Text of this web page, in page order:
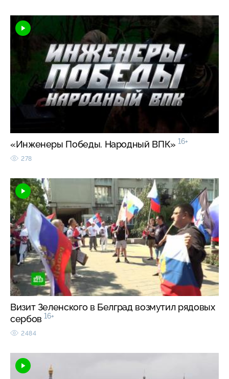
«Инженеры Победы. Народный ВПК» 16+
278
Визит Зеленского в Белград возмутил рядовых
сербов 16+
2484